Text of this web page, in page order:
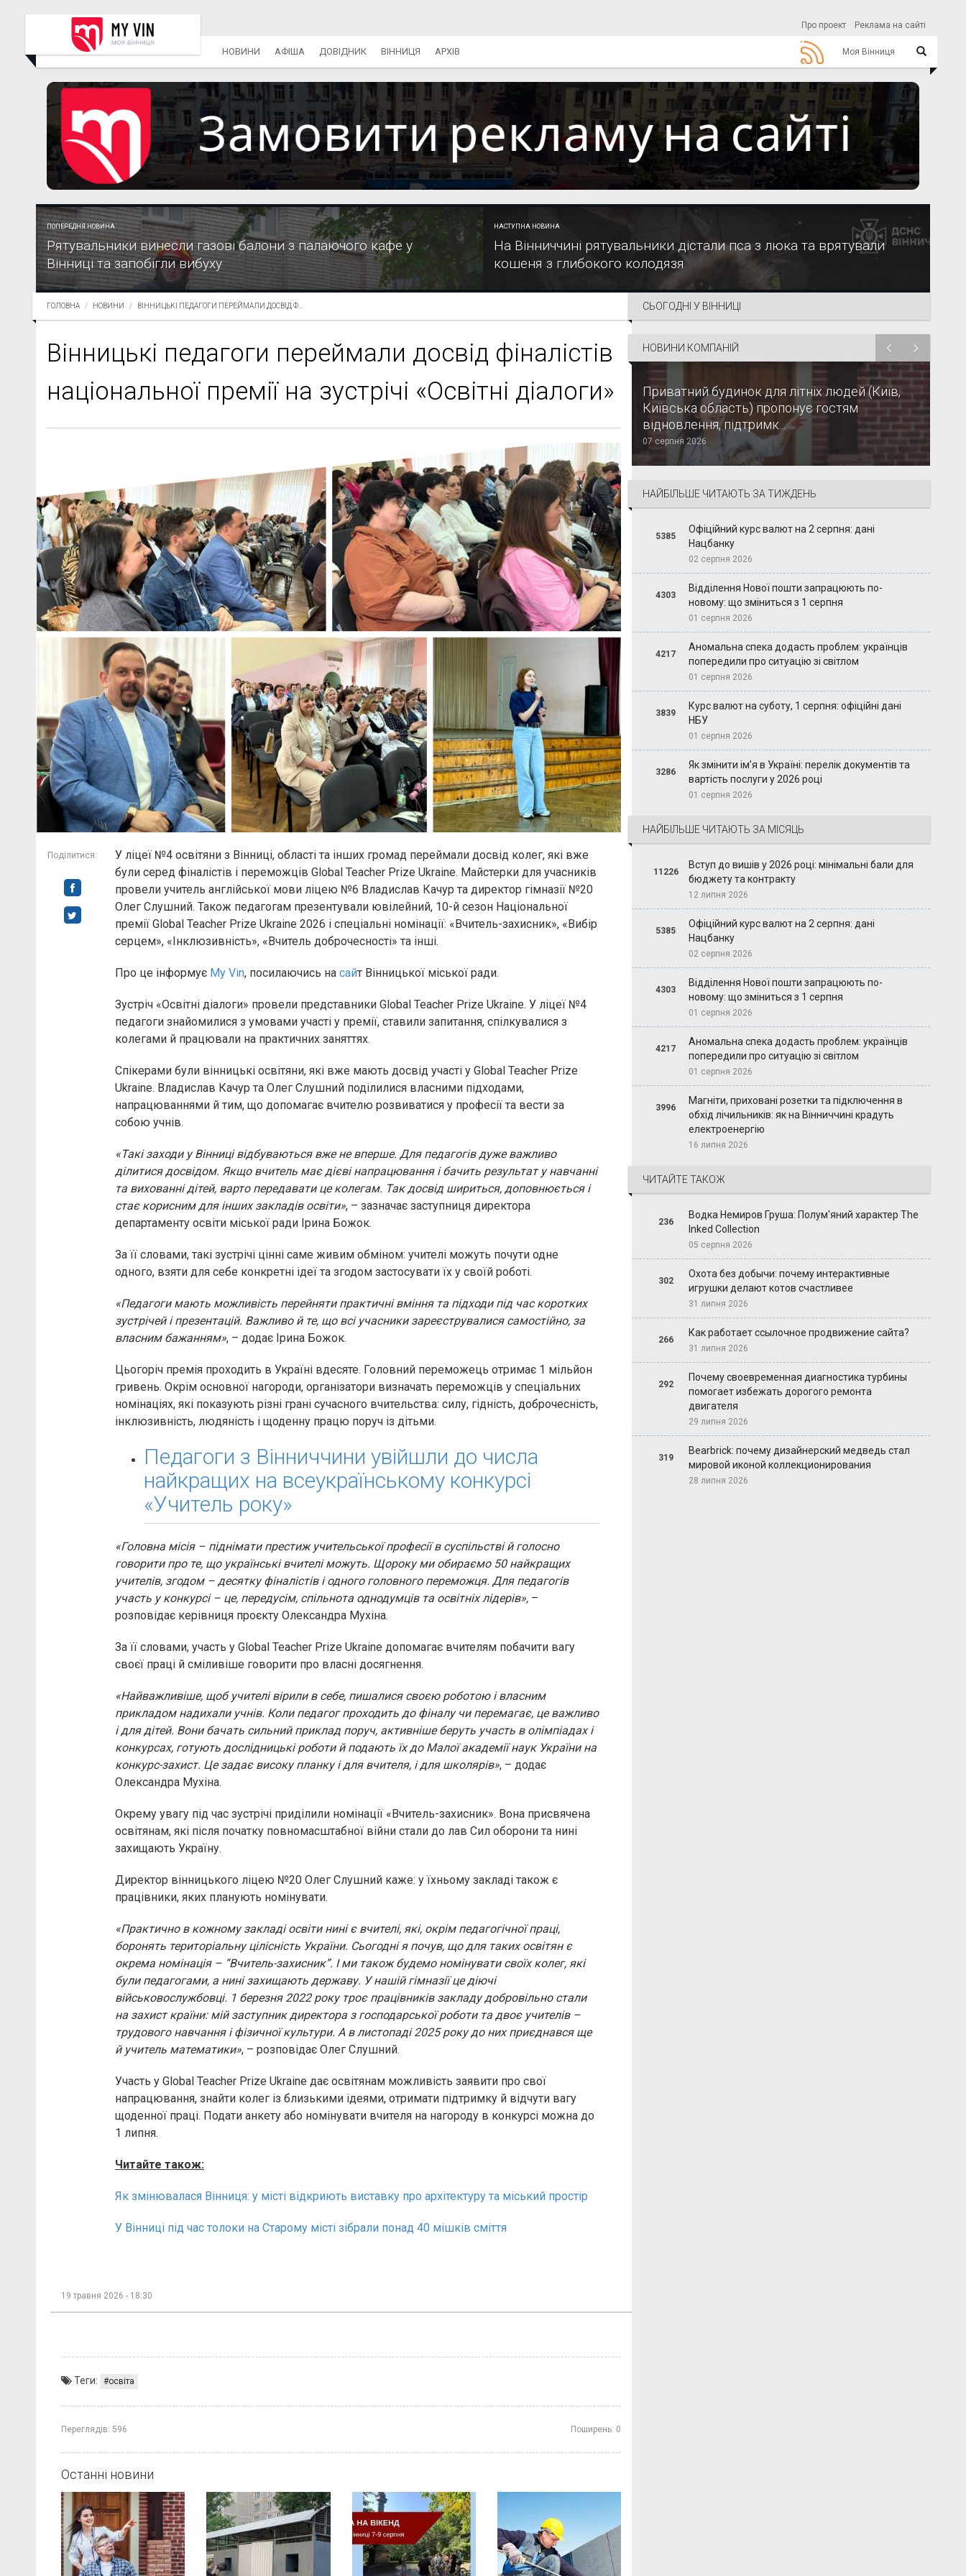
Про проект Реклама на сайті
Моя Вінниця
НОВИНИ АФІША ДОВІДНИК ВІННИЦЯ АРХІВ
ПОПЕРЕДНЯ НОВИНА
Рятувальники винесли газові балони з палаючого кафе у
Вінниці та запобігли вибуху
НАСТУПНА НОВИНА
На Вінниччині рятувальники дістали пса з люка та врятували
кошеня з глибокого колодязя
ГОЛОВНА НОВИНИ ВІННИЦЬКІ ПЕДАГОГИ ПЕРЕЙМАЛИ ДОСВІД Ф...
Вінницькі педагоги переймали досвід фіналістів
національної премії на зустрічі «Освітні діалоги»
Поділитися:
У ліцеї №4 освітяни з Вінниці, області та інших громад переймали досвід колег, які вже
були серед фіналістів і переможців Global Teacher Prize Ukraine. Майстерки для учасників
провели учитель англійської мови ліцею №6 Владислав Качур та директор гімназії №20
Олег Слушний. Також педагогам презентували ювілейний, 10-й сезон Національної
премії Global Teacher Prize Ukraine 2026 і спеціальні номінації: «Вчитель-захисник», «Вибір
серцем», «Інклюзивність», «Вчитель доброчесності» та інші.
Про це інформує My Vin, посилаючись на сайт Вінницької міської ради.
Зустріч «Освітні діалоги» провели представники Global Teacher Prize Ukraine. У ліцеї №4
педагоги знайомилися з умовами участі у премії, ставили запитання, спілкувалися з
колегами й працювали на практичних заняттях.
Спікерами були вінницькі освітяни, які вже мають досвід участі у Global Teacher Prize
Ukraine. Владислав Качур та Олег Слушний поділилися власними підходами,
напрацюваннями й тим, що допомагає вчителю розвиватися у професії та вести за
собою учнів.
«Такі заходи у Вінниці відбуваються вже не вперше. Для педагогів дуже важливо
ділитися досвідом. Якщо вчитель має дієві напрацювання і бачить результат у навчанні
та вихованні дітей, варто передавати це колегам. Так досвід шириться, доповнюється і
стає корисним для інших закладів освіти», – зазначає заступниця директора
департаменту освіти міської ради Ірина Божок.
За її словами, такі зустрічі цінні саме живим обміном: учителі можуть почути одне
одного, взяти для себе конкретні ідеї та згодом застосувати їх у своїй роботі.
«Педагоги мають можливість перейняти практичні вміння та підходи під час коротких
зустрічей і презентацій. Важливо й те, що всі учасники зареєструвалися самостійно, за
власним бажанням», – додає Ірина Божок.
Цьогоріч премія проходить в Україні вдесяте. Головний переможець отримає 1 мільйон
гривень. Окрім основної нагороди, організатори визначать переможців у спеціальних
номінаціях, які показують різні грані сучасного вчительства: силу, гідність, доброчесність,
інклюзивність, людяність і щоденну працю поруч із дітьми.
Педагоги з Вінниччини увійшли до числа
найкращих на всеукраїнському конкурсі
«Учитель року»
«Головна місія – піднімати престиж учительської професії в суспільстві й голосно
говорити про те, що українські вчителі можуть. Щороку ми обираємо 50 найкращих
учителів, згодом – десятку фіналістів і одного головного переможця. Для педагогів
участь у конкурсі – це, передусім, спільнота однодумців та освітніх лідерів», –
розповідає керівниця проєкту Олександра Мухіна.
За її словами, участь у Global Teacher Prize Ukraine допомагає вчителям побачити вагу
своєї праці й сміливіше говорити про власні досягнення.
«Найважливіше, щоб учителі вірили в себе, пишалися своєю роботою і власним
прикладом надихали учнів. Коли педагог проходить до фіналу чи перемагає, це важливо
і для дітей. Вони бачать сильний приклад поруч, активніше беруть участь в олімпіадах і
конкурсах, готують дослідницькі роботи й подають їх до Малої академії наук України на
конкурс-захист. Це задає високу планку і для вчителя, і для школярів», – додає
Олександра Мухіна.
Окрему увагу під час зустрічі приділили номінації «Вчитель-захисник». Вона присвячена
освітянам, які після початку повномасштабної війни стали до лав Сил оборони та нині
захищають Україну.
Директор вінницького ліцею №20 Олег Слушний каже: у їхньому закладі також є
працівники, яких планують номінувати.
«Практично в кожному закладі освіти нині є вчителі, які, окрім педагогічної праці,
боронять територіальну цілісність України. Сьогодні я почув, що для таких освітян є
окрема номінація – “Вчитель-захисник”. І ми також будемо номінувати своїх колег, які
були педагогами, а нині захищають державу. У нашій гімназії це діючі
військовослужбовці. 1 березня 2022 року троє працівників закладу добровільно стали
на захист країни: мій заступник директора з господарської роботи та двоє учителів –
трудового навчання і фізичної культури. А в листопаді 2025 року до них приєднався ще
й учитель математики», – розповідає Олег Слушний.
Участь у Global Teacher Prize Ukraine дає освітянам можливість заявити про свої
напрацювання, знайти колег із близькими ідеями, отримати підтримку й відчути вагу
щоденної праці. Подати анкету або номінувати вчителя на нагороду в конкурсі можна до
1 липня.
Читайте також:
Як змінювалася Вінниця: у місті відкриють виставку про архітектуру та міський простір
У Вінниці під час толоки на Старому місті зібрали понад 40 мішків сміття
19 травня 2026 - 18:30
Теги: освіта
Переглядів: 596 Поширень: 0
Останні новини
СЬОГОДНІ У ВІННИЦІ
НОВИНИ КОМПАНІЙ
Приватний будинок для літніх людей (Київ,
Київська область) пропонує гостям
відновлення, підтримк...
07 серпня 2026
НАЙБІЛЬШЕ ЧИТАЮТЬ ЗА ТИЖДЕНЬ
5385
Офіційний курс валют на 2 серпня: дані
Нацбанку
02 серпня 2026
4303
Відділення Нової пошти запрацюють по-
новому: що зміниться з 1 серпня
01 серпня 2026
4217
Аномальна спека додасть проблем: українців
попередили про ситуацію зі світлом
01 серпня 2026
3839
Курс валют на суботу, 1 серпня: офіційні дані
НБУ
01 серпня 2026
3286
Як змінити ім’я в Україні: перелік документів та
вартість послуги у 2026 році
01 серпня 2026
НАЙБІЛЬШЕ ЧИТАЮТЬ ЗА МІСЯЦЬ
11226
Вступ до вишів у 2026 році: мінімальні бали для
бюджету та контракту
12 липня 2026
5385
Офіційний курс валют на 2 серпня: дані
Нацбанку
02 серпня 2026
4303
Відділення Нової пошти запрацюють по-
новому: що зміниться з 1 серпня
01 серпня 2026
4217
Аномальна спека додасть проблем: українців
попередили про ситуацію зі світлом
01 серпня 2026
3996
Магніти, приховані розетки та підключення в
обхід лічильників: як на Вінниччині крадуть
електроенергію
16 липня 2026
ЧИТАЙТЕ ТАКОЖ
236
Водка Немиров Груша: Полум'яний характер The
Inked Collection
05 серпня 2026
302
Охота без добычи: почему интерактивные
игрушки делают котов счастливее
31 липня 2026
266
Как работает ссылочное продвижение сайта?
31 липня 2026
292
Почему своевременная диагностика турбины
помогает избежать дорогого ремонта
двигателя
29 липня 2026
319
Bearbrick: почему дизайнерский медведь стал
мировой иконой коллекционирования
28 липня 2026